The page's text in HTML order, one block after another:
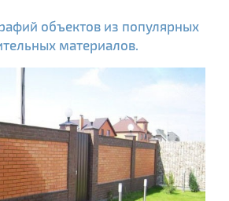
объектов из популярных
материалов.